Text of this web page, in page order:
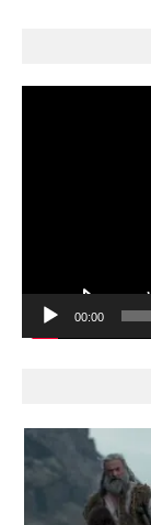
00:00